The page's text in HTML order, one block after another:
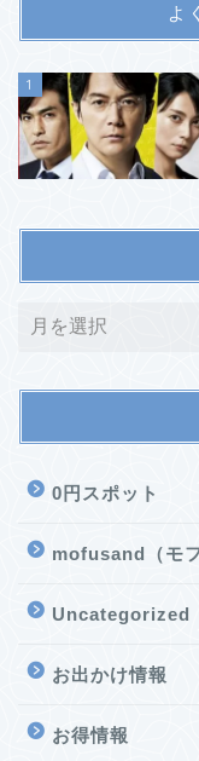
よ
1
0円スポット
mofusand（モ
Uncategorized
お出かけ情報
お得情報